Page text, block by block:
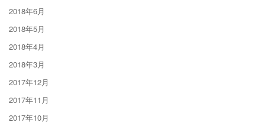
2018年6月
2018年5月
2018年4月
2018年3月
2017年12月
2017年11月
2017年10月